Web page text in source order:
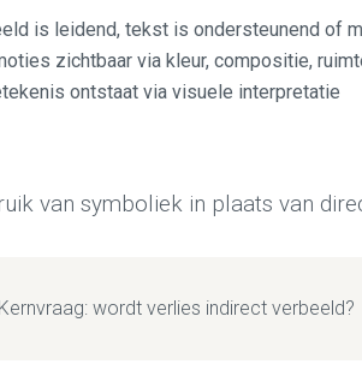
is leidend, tekst is ondersteunend of
zichtbaar via kleur, compositie,
ontstaat via visuele interpretatie
van symboliek in plaats van
Kernvraag: wordt verlies indirect verbeeld?